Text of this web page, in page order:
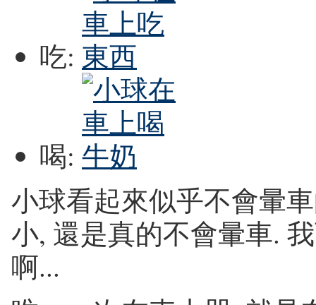
吃:
喝:
小球看起來似乎不會暈
小, 還是真的不會暈車.
啊...